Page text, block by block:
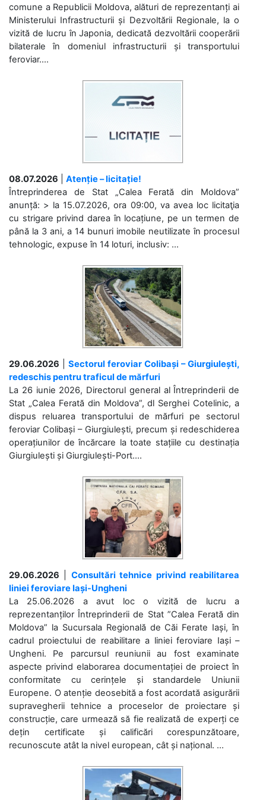
comune a Republicii Moldova, alături de reprezentanți ai
Ministerului Infrastructurii și Dezvoltării Regionale, la o
vizită de lucru în Japonia, dedicată dezvoltării cooperării
bilaterale în domeniul infrastructurii și transportului
feroviar....
08.07.2026
Atenție – licitație!
Întreprinderea de Stat „Calea Ferată din Moldova”
anunță: > la 15.07.2026, ora 09:00, va avea loc licitaţia
cu strigare privind darea în locațiune, pe un termen de
până la 3 ani, a 14 bunuri imobile neutilizate în procesul
tehnologic, expuse în 14 loturi, inclusiv: ...
29.06.2026
Sectorul feroviar Colibași – Giurgiulești,
redeschis pentru traficul de mărfuri
La 26 iunie 2026, Directorul general al Întreprinderii de
Stat „Calea Ferată din Moldova”, dl Serghei Cotelinic, a
dispus reluarea transportului de mărfuri pe sectorul
feroviar Colibași – Giurgiulești, precum și redeschiderea
operațiunilor de încărcare la toate stațiile cu destinația
Giurgiulești și Giurgiulești-Port....
29.06.2026
Consultări tehnice privind reabilitarea
liniei feroviare Iași-Ungheni
La 25.06.2026 a avut loc o vizită de lucru a
reprezentanților Întreprinderii de Stat ”Calea Ferată din
Moldova” la Sucursala Regională de Căi Ferate Iași, în
cadrul proiectului de reabilitare a liniei feroviare Iași –
Ungheni. Pe parcursul reuniunii au fost examinate
aspecte privind elaborarea documentației de proiect în
conformitate cu cerințele și standardele Uniunii
Europene. O atenție deosebită a fost acordată asigurării
supravegherii tehnice a proceselor de proiectare și
construcție, care urmează să fie realizată de experți ce
dețin certificate și calificări corespunzătoare,
recunoscute atât la nivel european, cât și național. ...